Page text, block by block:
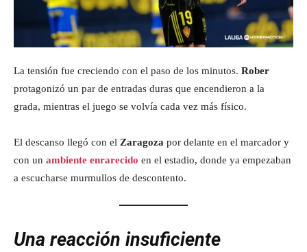
La tensión fue creciendo con el paso de los minutos. Rober
protagonizó un par de entradas duras que encendieron a la
grada, mientras el juego se volvía cada vez más físico.
El descanso llegó con el Zaragoza por delante en el marcador y
con un ambiente enrarecido en el estadio, donde ya empezaban
a escucharse murmullos de descontento.
Una reacción insuficiente